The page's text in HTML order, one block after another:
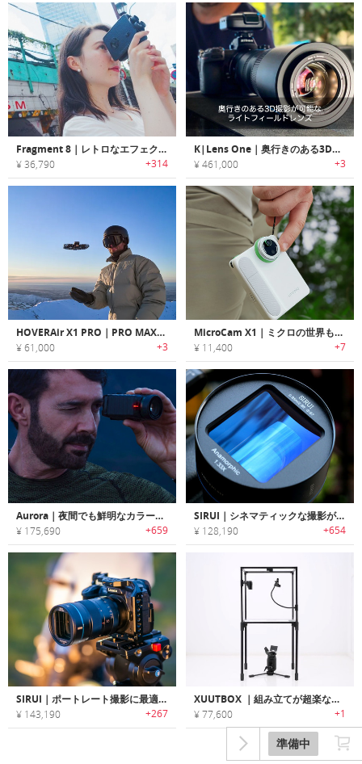
準備中
Fragment 8｜レトロなエフェクト/フィルター撮影が可能な8mmカメラ「フラグメント8」
¥ 36,790 +314
K|Lens One｜奥行きのある3D撮影が可能なライトフィールドレンズ「Kレンズワン」
¥ 461,000 +3
HOVERAir X1 PRO｜PRO MAX｜8K撮影が可能なアクションカメラドローン
¥ 61,000 +3
MicroCam X1｜ミクロの世界も4Kで！超マクロ撮影対応ポータブルカメラ
¥ 11,400 +7
Aurora｜夜間でも鮮明なカラー撮影可能なナイトビジョンアクションカメラ「オーロラ」
¥ 175,690 +659
SIRUI｜シネマティックな撮影が手軽に楽しめるアナモルフィックレンズ「シルイ」
¥ 128,190 +654
SIRUI｜ポートレート撮影に最適な75mmアナモフィックレンズ
¥ 143,190 +267
XUUTBOX ｜組み立てが超楽なポータブル撮影スタジオ
¥ 77,600 +1